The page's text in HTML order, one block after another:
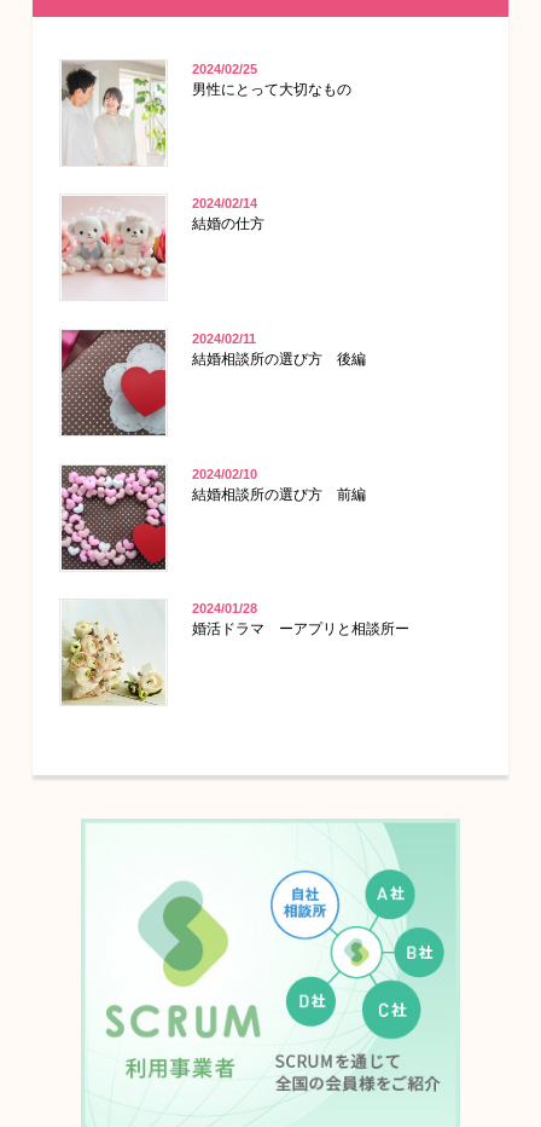
2024/02/25
男性にとって大切なもの
2024/02/14
結婚の仕方
2024/02/11
結婚相談所の選び方 後編
2024/02/10
結婚相談所の選び方 前編
2024/01/28
婚活ドラマ ーアプリと相談所ー